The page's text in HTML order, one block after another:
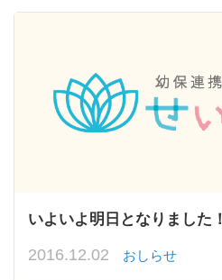
いよいよ明日となりました！
2016.12.02 おしらせ